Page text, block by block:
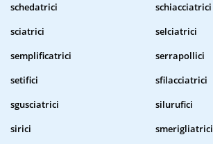
schedatrici
schiacciatrici
sciatrici
selciatrici
semplificatrici
serrapollici
setifici
sfilacciatrici
sgusciatrici
silurufici
sirici
smerigliatrici